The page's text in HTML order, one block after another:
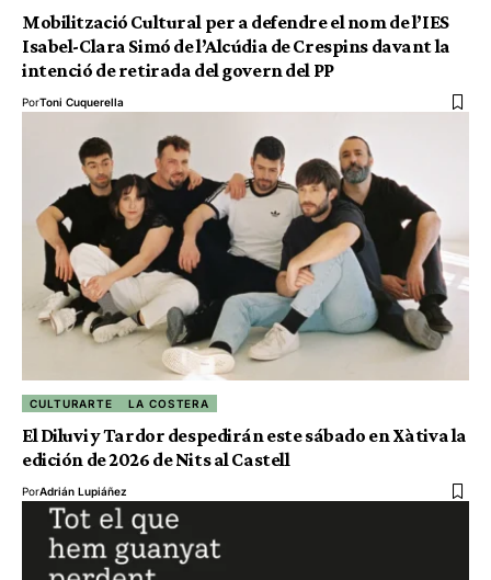
Mobilització Cultural per a defendre el nom de l’IES
Isabel-Clara Simó de l’Alcúdia de Crespins davant la
intenció de retirada del govern del PP
PorToni Cuquerella
CULTURARTE LA COSTERA
El Diluvi y Tardor despedirán este sábado en Xàtiva la
edición de 2026 de Nits al Castell
PorAdrián Lupiáñez